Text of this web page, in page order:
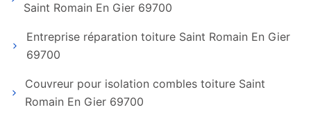
Saint Romain En Gier 69700
Entreprise réparation toiture Saint Romain En Gier
69700
Couvreur pour isolation combles toiture Saint
Romain En Gier 69700